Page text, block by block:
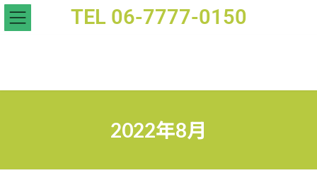
TEL 06-7777-0150
2022年8月